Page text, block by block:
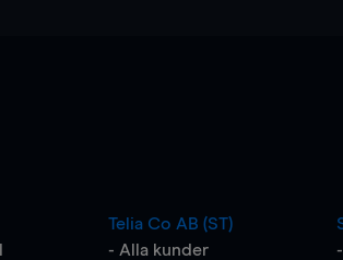
Telia Co AB (ST)
- Alla kunder